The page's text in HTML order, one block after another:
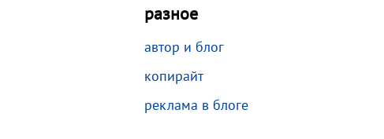
разное
автор и блог
копирайт
реклама в блоге